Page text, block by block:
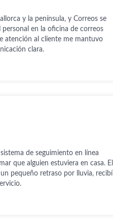
y la península, y Correos se
en la oficina de correos
atención al cliente me mantuvo
clara.
de seguimiento en línea
que alguien estuviera en casa. El
pequeño retraso por lluvia, recibí